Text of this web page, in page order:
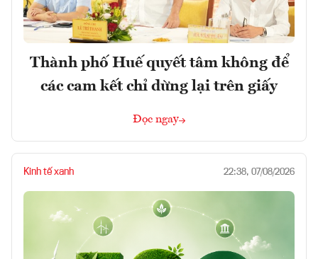
Thành phố Huế quyết tâm không để
các cam kết chỉ dừng lại trên giấy
Đọc ngay
Kinh tế xanh 22:38, 07/08/2026